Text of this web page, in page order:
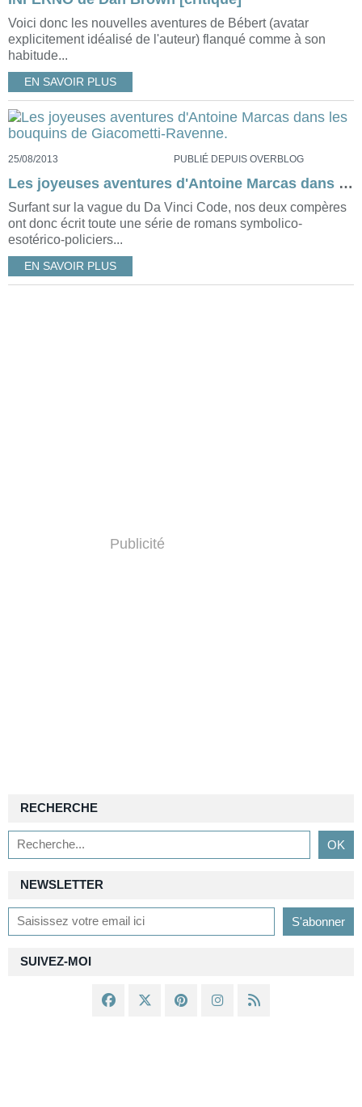
Voici donc les nouvelles aventures de Bébert (avatar
explicitement idéalisé de l'auteur) flanqué comme à son
habitude...
EN SAVOIR PLUS
25/08/2013 PUBLIÉ DEPUIS OVERBLOG
Les joyeuses aventures d'Antoine Marcas dans les bouquins de Giacometti-Ravenne.
Surfant sur la vague du Da Vinci Code, nos deux compères
ont donc écrit toute une série de romans symbolico-
esotérico-policiers...
EN SAVOIR PLUS
Publicité
NEWSLETTER
SUIVEZ-MOI
RECHERCHE